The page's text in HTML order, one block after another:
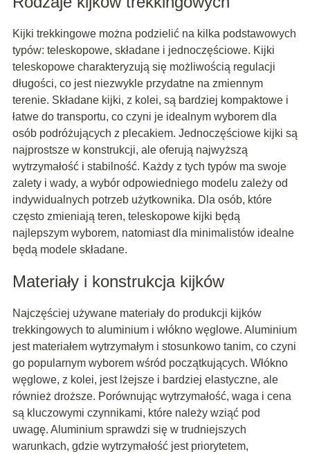
Kijki trekkingowe można podzielić na kilka podstawowych
typów: teleskopowe, składane i jednoczęściowe. Kijki
teleskopowe charakteryzują się możliwością regulacji
długości, co jest niezwykle przydatne na zmiennym
terenie. Składane kijki, z kolei, są bardziej kompaktowe i
łatwe do transportu, co czyni je idealnym wyborem dla
osób podróżujących z plecakiem. Jednoczęściowe kijki są
najprostsze w konstrukcji, ale oferują najwyższą
wytrzymałość i stabilność. Każdy z tych typów ma swoje
zalety i wady, a wybór odpowiedniego modelu zależy od
indywidualnych potrzeb użytkownika. Dla osób, które
często zmieniają teren, teleskopowe kijki będą
najlepszym wyborem, natomiast dla minimalistów idealne
będą modele składane.
Materiały i konstrukcja kijków
Najczęściej używane materiały do produkcji kijków
trekkingowych to aluminium i włókno węglowe. Aluminium
jest materiałem wytrzymałym i stosunkowo tanim, co czyni
go popularnym wyborem wśród początkujących. Włókno
węglowe, z kolei, jest lżejsze i bardziej elastyczne, ale
również droższe. Porównując wytrzymałość, waga i cena
są kluczowymi czynnikami, które należy wziąć pod
uwagę. Aluminium sprawdzi się w trudniejszych
warunkach, gdzie wytrzymałość jest priorytetem,